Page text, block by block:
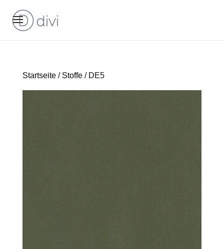
Startseite/ Stoffe/ DE5